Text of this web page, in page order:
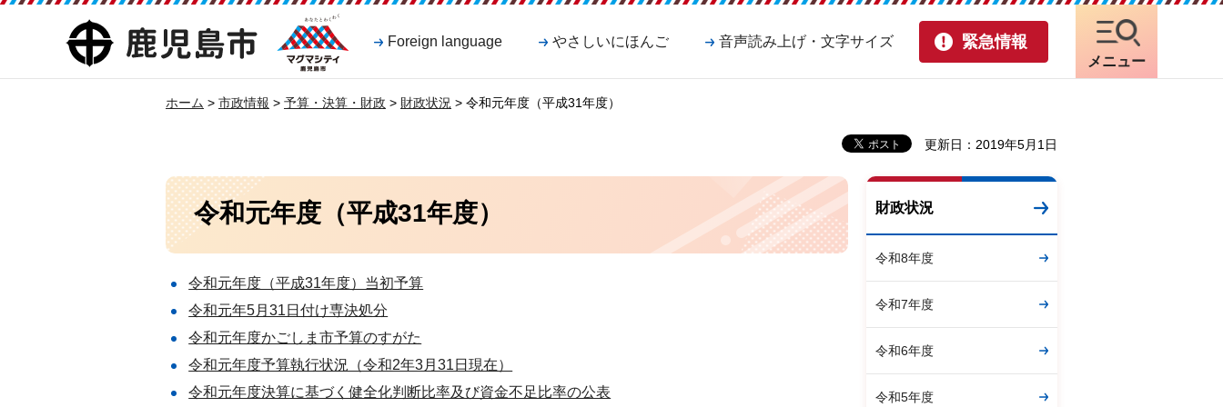
鹿児島市
マグマシティ
鹿児島市
Foreign language やさしいにほんご 音声読み上げ・文字サイズ 緊急情報
メニュー
ホーム > 市政情報 > 予算・決算・財政 > 財政状況 > 令和元年度（平成31年度）
更新日：2019年5月1日
令和元年度（平成31年度）
令和元年度（平成31年度）当初予算
令和元年5月31日付け専決処分
令和元年度かごしま市予算のすがた
令和元年度予算執行状況（令和2年3月31日現在）
令和元年度決算に基づく健全化判断比率及び資金不足比率の公表
財政状況
令和8年度
令和7年度
令和6年度
令和5年度